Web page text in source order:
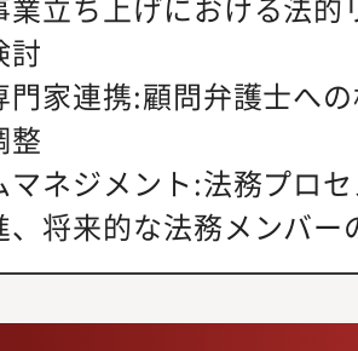
討
門家連携:顧問弁護士へ
整
マネジメント:法務プロ
、将来的な法務メンバー